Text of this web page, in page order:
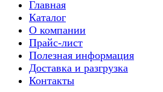
Главная
Каталог
О компании
Прайс-лист
Полезная информация
Доставка и разгрузка
Контакты